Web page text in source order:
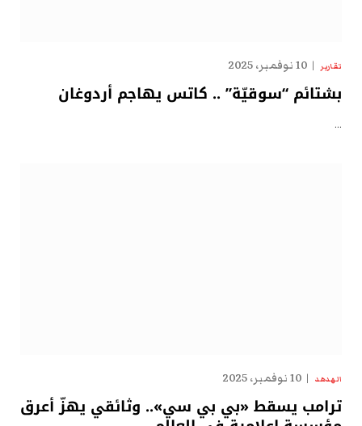
تقارير 10 نوفمبر، 2025
بشتائم “سوقيّة” .. كاتس يهاجم أردوغان
…
الهدهد 10 نوفمبر، 2025
ترامب يسقط «بي بي سي».. وثائقي يهزّ أعرق